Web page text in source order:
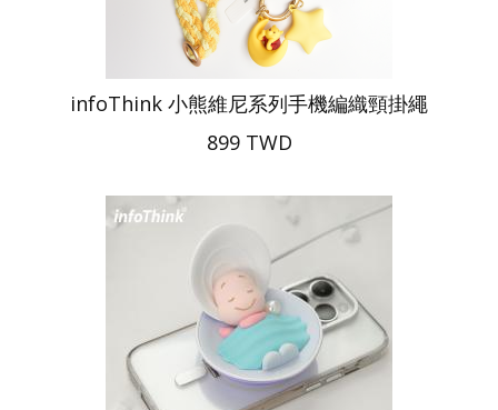
infoThink 小熊維尼系列手機編織頸掛繩
899 TWD